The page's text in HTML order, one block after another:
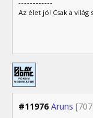
Az élet jó! Csak a világ
#11976 Aruns